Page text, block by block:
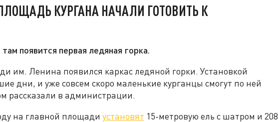
КУРГАНА НАЧАЛИ ГОТОВИТЬ К
появится первая ледяная горка.
им. Ленина появился каркас ледяной горки. Установкой
дни, и уже совсем скоро маленькие курганцы смогут по ней
рассказали в администрации.
на главной площади установят 15-метровую ель с шатром и 208